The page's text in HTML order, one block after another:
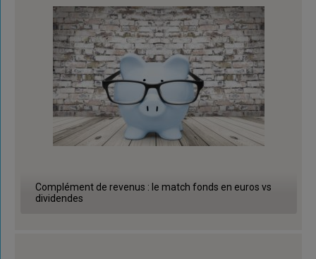
Complément de revenus : le match fonds en euros vs
dividendes